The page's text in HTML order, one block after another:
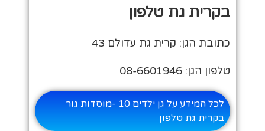
בקרית גת טלפון
כתובת הגן: קרית גת עדולם 43
טלפון הגן: 08-6601946
לכל המידע על גן ילדים 10 -מוסדות גור
בקרית גת טלפון